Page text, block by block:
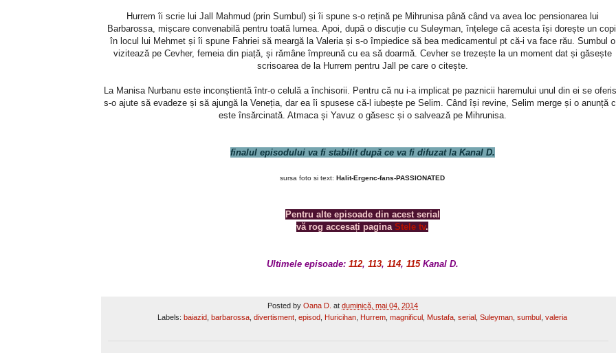
Hurrem îi scrie lui Jall Mahmud (prin Sumbul) și îi spune s-o rețină pe Mihrunisa până când va avea loc pensionarea lui
Barbarossa, mișcare convenabilă pentru toată lumea. Apoi, după o discuție cu Suleyman, înțelege că acesta își dorește un
în locul lui Mehmet și îi spune Fahriei să meargă la Valeria și s-o împiedice să bea medicamentul pt că-i va face rău. Sumbul o
vizitează pe Cevher, femeia din piață, și rămâne împreună cu ea să doarmă. Cevher se trezește la un moment dat și găsește
scrisoarea de la Hurrem pentru Jall pe care o citește.
La Manisa Nurbanu este inconștientă într-o celulă a închisorii. Pentru că nu i-a implicat pe paznicii haremului unul din ei se
s-o ajute să evadeze și să ajungă la Veneția, dar ea îi spusese că-l iubește pe Selim. Când își revine, Selim merge și o anunță
este însărcinată. Atmaca și Yavuz o găsesc și o salvează pe Mihrunisa.
finalul episodului va fi stabilit după ce va fi difuzat la Kanal D.
sursa foto si text: Halit-Ergenc-fans-PASSIONATED
Pentru alte episoade din acest serial
vă rog accesați pagina Stele tv.
Ultimele episoade: 112, 113, 114, 115 Kanal D.
Posted by Oana D. at duminică, mai 04, 2014
Labels: baiazid, barbarossa, divertisment, episod, Huricihan, Hurrem, magnificul , Mustafa, serial , Suleyman, sumbul , valeria